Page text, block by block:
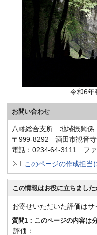
令和6年
お問い合わせ
八幡総合支所 地域振興係
〒999-8292 酒田市観音
電話：0234-64-3111 フ
このページの作成担当
この情報はお役に立ちました
お寄せいただいた評価はサ
質問1：このページの内容は
評価：